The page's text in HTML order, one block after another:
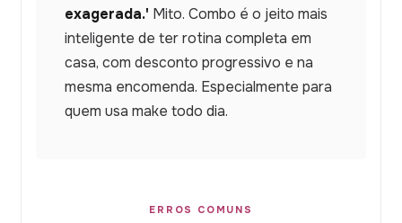
exagerada.' Mito. Combo é o jeito mais
inteligente de ter rotina completa em
casa, com desconto progressivo e na
mesma encomenda. Especialmente para
quem usa make todo dia.
ERROS COMUNS